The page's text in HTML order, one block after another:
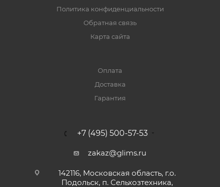
Политика конфиденциальности
Обратная связь
Карта сайта
Оплата
Доставка
Гарантия
+7 (495) 500-57-53
zakaz@glims.ru
142116, Московская область, г.о.
Подольск, п. Сельхозтехника,